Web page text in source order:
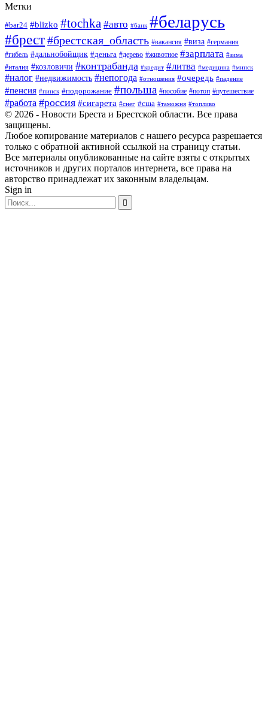
Метки
#bar24 #blizko #tochka #авто #банк #беларусь
#брест#брестская_область #вакансия #виза #германия
#гибель #дальнобойщик #деньга #дерево #животное #зарплата #зима
#италия #козловичи #контрабанда #кредит #литва #медицина #минск
#налог #недвижимость #непогода #отношения #очередь #падение
#пенсия #пинск #подорожание #польша #пособие #потоп #путешествие
#работа #россия #сигарета #снег #сша #таможня #топливо
© 2026 - Новости Бреста и Брестской области. Все права
защищены.
Любое копирование материалов с нашего ресурса разрешается
только с обратной активной ссылкой на страницу статьи.
Все материалы опубликованные на сайте взяты с открытых
источников и других порталов интернета, все права на
авторство принадлежат их законным владельцам.
Sign in